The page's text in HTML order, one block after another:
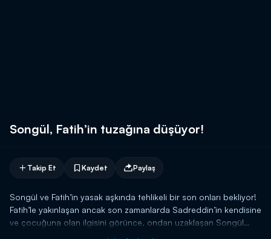
Songül, Fatih’in tuzağına düşüyor!
Takip Et Kaydet Paylaş
Songül ve Fatih’in yasak aşkında tehlikeli bir son onları bekliyor!
Fatih’le yakınlaşan ancak son zamanlarda Sadreddin’in kendisine
ve çocuğuna olan ilgisini görünce, ondan uzaklaşan Songül